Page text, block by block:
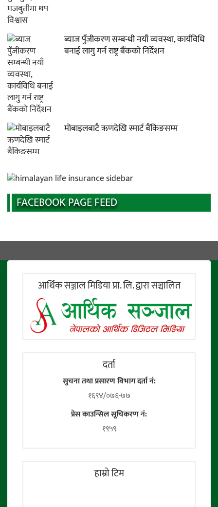
ब्याज पुँजीकरण सम्बन्धी नयाँ व्यवस्था, कार्यविधि
बनाई लागु गर्न राष्ट्र बैंकको निर्देशन
मोबाइलबाटै ऋणदेखि स्मार्ट बैंकिङसम्म
FACEBOOK PAGE FEED
आर्थिक सञ्जाल मिडिया प्रा. लि. द्वारा सञ्चालित
दर्ता
सुचना तथा प्रसारण विभाग दर्ता नं:
१६९४/०७६-७७
प्रेस काउन्सिल सूचिकरण नं:
१९५९
हाम्राे टिम